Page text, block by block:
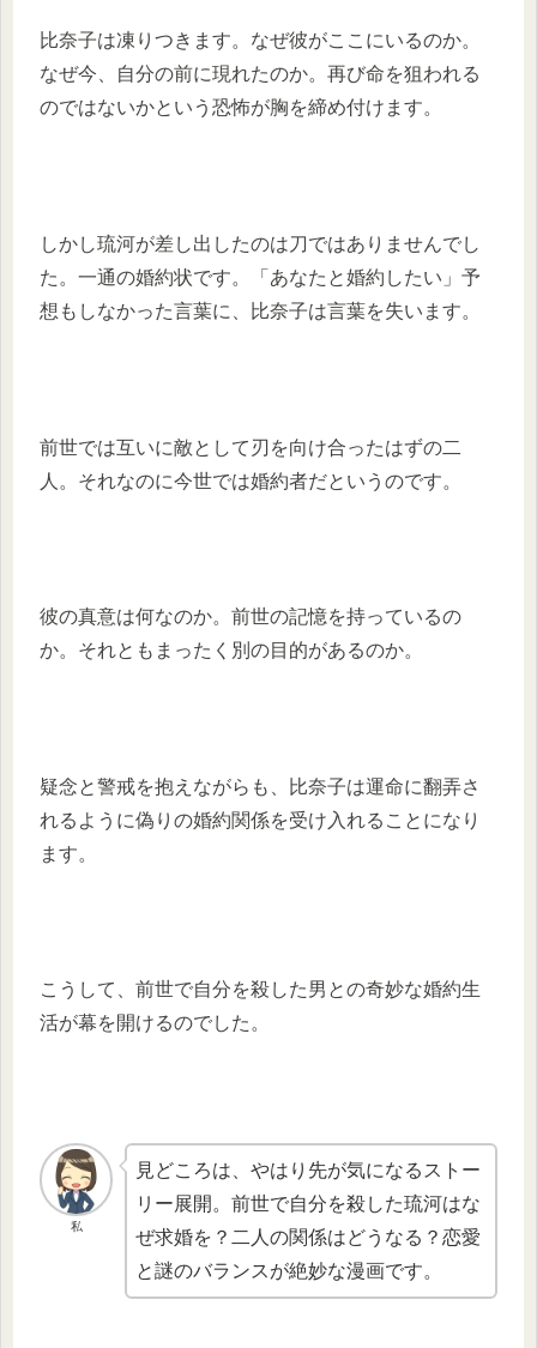
比奈子は凍りつきます。なぜ彼がここにいるのか。
なぜ今、自分の前に現れたのか。再び命を狙われる
のではないかという恐怖が胸を締め付けます。
しかし琉河が差し出したのは刀ではありませんでし
た。一通の婚約状です。「あなたと婚約したい」予
想もしなかった言葉に、比奈子は言葉を失います。
前世では互いに敵として刃を向け合ったはずの二
人。それなのに今世では婚約者だというのです。
彼の真意は何なのか。前世の記憶を持っているの
か。それともまったく別の目的があるのか。
疑念と警戒を抱えながらも、比奈子は運命に翻弄さ
れるように偽りの婚約関係を受け入れることになり
ます。
こうして、前世で自分を殺した男との奇妙な婚約生
活が幕を開けるのでした。
私
見どころは、やはり先が気になるストー
リー展開。前世で自分を殺した琉河はな
ぜ求婚を？二人の関係はどうなる？恋愛
と謎のバランスが絶妙な漫画です。